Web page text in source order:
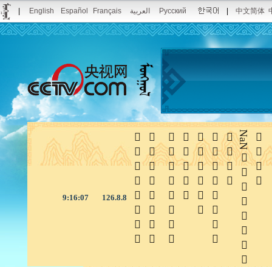
English Español Français العربية Русский 中文简体
9:16:08 126.8.8 
 
NaN




